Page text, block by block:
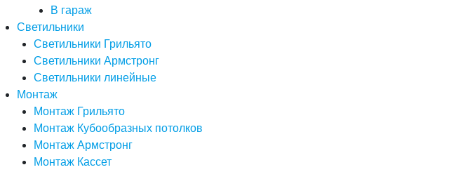
В гараж
Светильники
Светильники Грильято
Светильники Армстронг
Светильники линейные
Монтаж
Монтаж Грильято
Монтаж Кубообразных потолков
Монтаж Армстронг
Монтаж Кассет